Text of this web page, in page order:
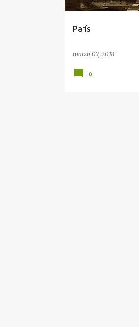
d
París
marzo 07, 2018
0